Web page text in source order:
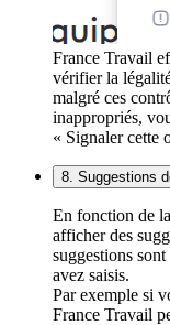
France Travail
vérifier la
malgré ces
inappropriés,
« Signaler cette
8. Suggestions
En fonction de
afficher des
suggestions
avez saisis.
Par exemple si
France Travail